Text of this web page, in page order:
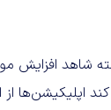
شاهد افزایش
اپلیکیشن‌ها